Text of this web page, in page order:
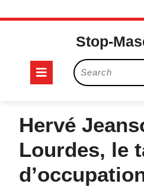
Skip
Stop-
Open
Search
for:
Hervé
Lourdes, le